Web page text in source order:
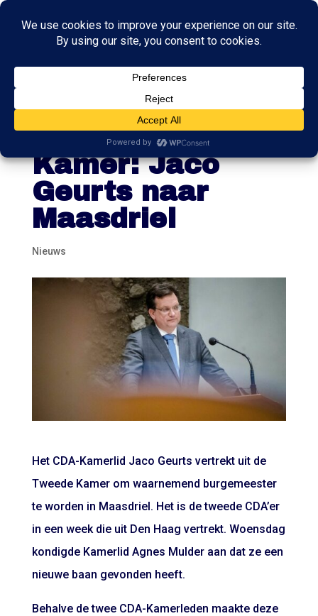
Opnieuw CDA’er
weg uit Tweede
Kamer: Jaco
Geurts naar
Maasdriel
Nieuws
Het CDA-Kamerlid Jaco Geurts vertrekt uit de
Tweede Kamer om waarnemend burgemeester
te worden in Maasdriel. Het is de tweede CDA’er
in een week die uit Den Haag vertrekt. Woensdag
kondigde Kamerlid Agnes Mulder aan dat ze een
nieuwe baan gevonden heeft.
Behalve de twee CDA-Kamerleden maakte deze